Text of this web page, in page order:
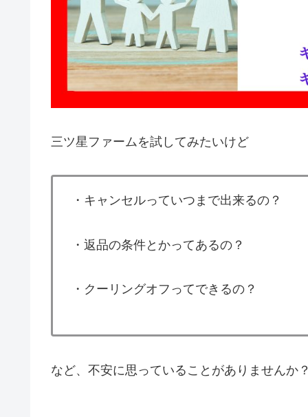
三ツ星ファームを試してみたいけど
・キャンセルっていつまで出来るの？
・返品の条件とかってあるの？
・クーリングオフってできるの？
など、不安に思っていることがありませんか